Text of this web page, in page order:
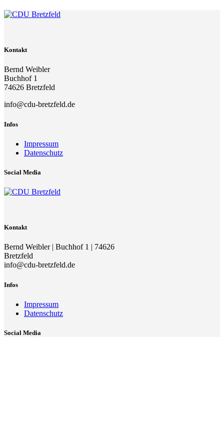
Kontakt
Bernd Weibler
Buchhof 1
74626 Bretzfeld
info@cdu-bretzfeld.de
Infos
Impressum
Datenschutz
Social Media
Kontakt
Bernd Weibler | Buchhof 1 | 74626
Bretzfeld
info@cdu-bretzfeld.de
Infos
Impressum
Datenschutz
Social Media